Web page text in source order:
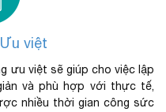
việt
ưu việt sẽ giúp cho việc lập
và phù hợp với thực tế,
nhiều thời gian công sức